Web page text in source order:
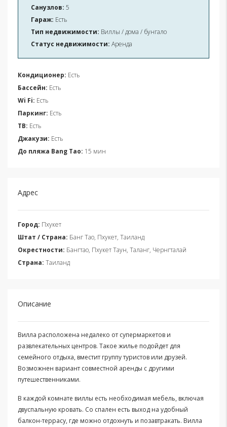
Санузлов: 5
Гараж: Есть
Тип недвижимости: Виллы / дома / бунгало
Статус недвижимости: Аренда
Кондиционер: Есть
Бассейн: Есть
Wi Fi: Есть
Паркинг: Есть
ТВ: Есть
Джакузи: Есть
До пляжа Bang Tao: 15 мин
Адрес
Город: Пхукет
Штат / Страна: Банг Тао, Пхукет, Таиланд
Окрестности: Бангтао, Пхукет Таун, Таланг, Чернгталай
Страна: Таиланд
Описание
Вилла расположена недалеко от супермаркетов и
развлекательных центров. Такое жилье подойдет для
семейного отдыха, вместит группу туристов или друзей.
Возможнен вариант совместной аренды с другими
путешественниками.
В каждой комнате виллы есть необходимая мебель, включая
двуспальную кровать. Со спален есть выход на удобный
балкон-террасу, где можно отдохнуть и позавтракать. Вилла